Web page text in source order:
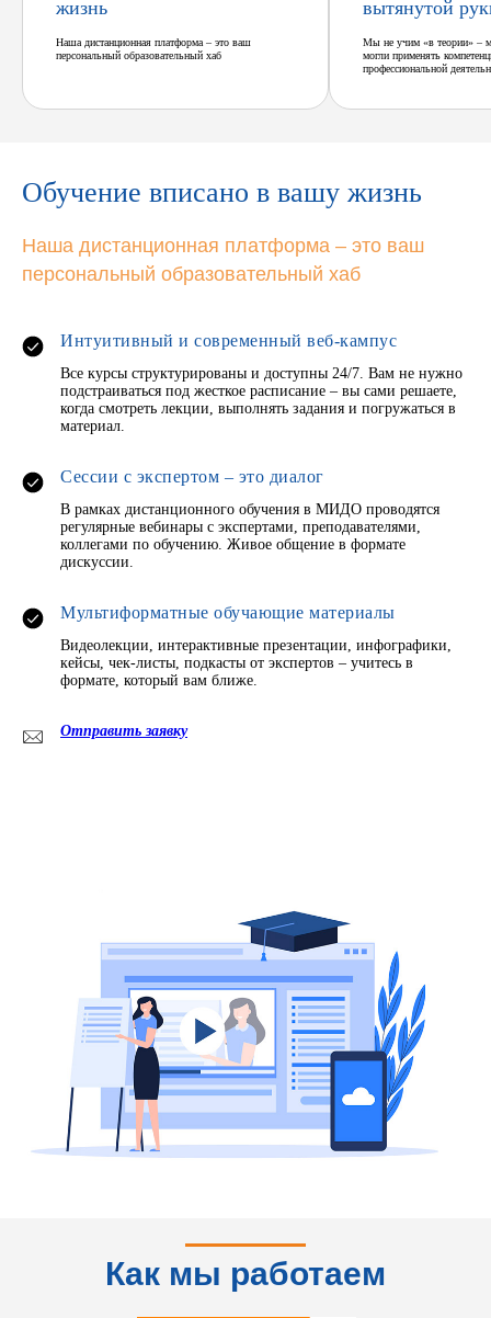
жизнь
Наша дистанционная платформа – это ваш
персональный образовательный хаб
вытянутой
Мы не учим «в теории» –
могли применять
профессиональной
Обучение вписано в вашу жизнь
Наша дистанционная платформа – это ваш
персональный образовательный хаб
Интуитивный и современный веб-кампус
Все курсы структурированы и доступны 24/7. Вам не нужно
подстраиваться под жесткое расписание – вы сами решаете,
когда смотреть лекции, выполнять задания и погружаться в
материал.
Сессии с экспертом – это диалог
В рамках дистанционного обучения в МИДО проводятся
регулярные вебинары с экспертами, преподавателями,
коллегами по обучению. Живое общение в формате
дискуссии.
Мультиформатные обучающие материалы
Видеолекции, интерактивные презентации, инфографики,
кейсы, чек-листы, подкасты от экспертов – учитесь в
формате, который вам ближе.
Отправить заявку
Как мы работаем